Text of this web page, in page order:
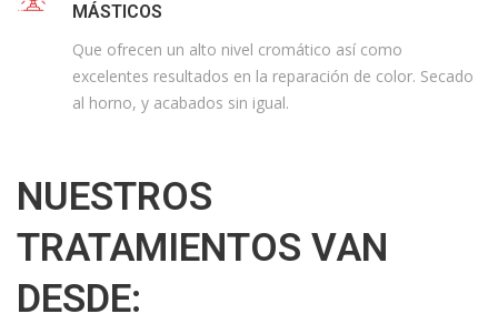
MÁSTICOS
Que ofrecen un alto nivel cromático así como
excelentes resultados en la reparación de color. Secado
al horno, y acabados sin igual.
NUESTROS
TRATAMIENTOS VAN
DESDE: